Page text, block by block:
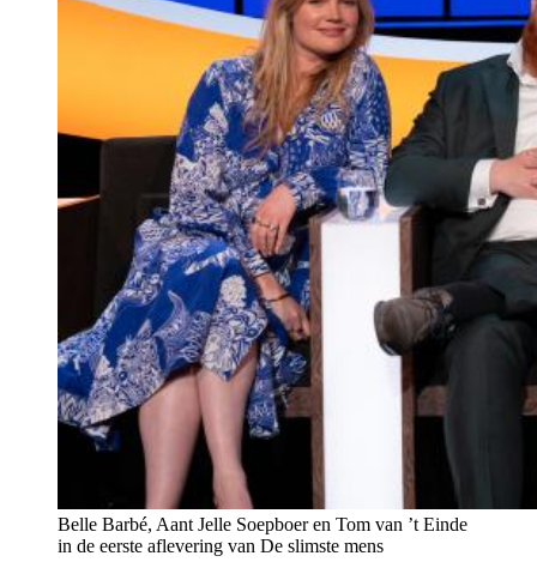
Belle Barbé, Aant Jelle Soepboer en Tom van ’t Einde
in de eerste aflevering van De slimste mens